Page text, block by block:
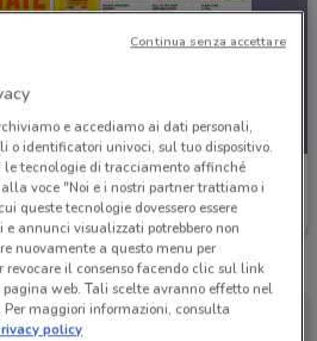
e accediamo ai dati personali,
o identificatori univoci, sul tuo dispositivo.
le tecnologie di tracciamento affinché
voce "Noi e i nostri partner trattiamo i
queste tecnologie dovessero essere
annunci visualizzati potrebbero non
nuovamente a questo menu per
revocare il consenso facendo clic sul link
web. Tali scelte avranno effetto nel
Per maggiori informazioni, consulta
policy
Continua senza accettare